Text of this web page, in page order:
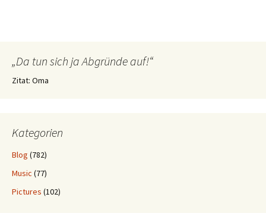
„Da tun sich ja Abgründe auf!“
Zitat: Oma
Kategorien
Blog (782)
Music (77)
Pictures (102)